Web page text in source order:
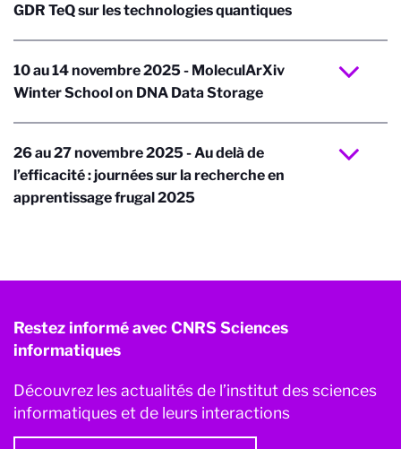
GDR TeQ sur les technologies quantiques
10 au 14 novembre 2025 - MoleculArXiv
Winter School on DNA Data Storage
26 au 27 novembre 2025 - Au delà de
l’efficacité : journées sur la recherche en
apprentissage frugal 2025
Restez informé avec CNRS Sciences
informatiques
Découvrez les actualités de l’institut des sciences
informatiques et de leurs interactions